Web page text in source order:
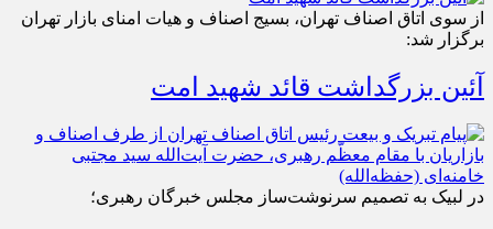
از سوی اتاق اصناف تهران، بسیج اصناف و هیات امنای بازار تهران
برگزار شد:
آئین بزرگداشت قائد شهید امت
در لبیک به تصمیم سرنوشت‌ساز مجلس خبرگان رهبری؛